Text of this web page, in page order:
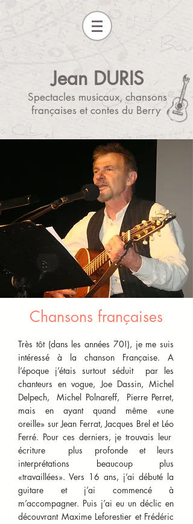
Jean DURIS
Spectacles musicaux, chansons
françaises et contes du Berry
Chansons françaises
Très tôt (dans les années 70!), je me suis
intéressé à la chanson Française. A
l’époque j’étais surtout séduit par les
chanteurs en vogue, Joe Dassin, Michel
Delpech, Michel Polnareff, Pierre Perret,
mais en ayant quand même «une
oreille» sur Jean Ferrat, Jacques Brel et Léo
Ferré. Pour ces derniers, je trouvais leur
écriture plus profonde et leurs
interprétations beaucoup plus
«travaillées». Vers 16 ans, j’ai débuté la
guitare et j’ai commencé à
m’accompagner. Puis j’ai eu un déclic en
découvrant Maxime Leforestier et Frédéric